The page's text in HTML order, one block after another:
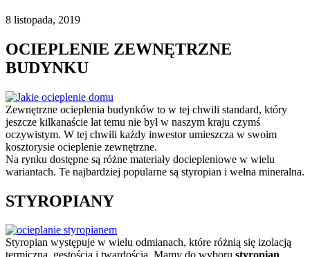
8 listopada, 2019
OCIEPLENIE ZEWNĘTRZNE
BUDYNKU
Zewnętrzne ocieplenia budynków to w tej chwili standard, który
jeszcze kilkanaście lat temu nie był w naszym kraju czymś
oczywistym. W tej chwili każdy inwestor umieszcza w swoim
kosztorysie ocieplenie zewnętrzne.
Na rynku dostępne są różne materiały dociepleniowe w wielu
wariantach. Te najbardziej popularne są styropian i wełna mineralna.
STYROPIANY
Styropian występuje w wielu odmianach, które różnią się izolacją